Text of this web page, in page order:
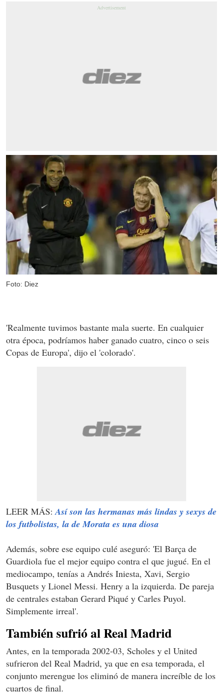
Foto: Diez
'Realmente tuvimos bastante mala suerte. En cualquier
otra época, podríamos haber ganado cuatro, cinco o seis
Copas de Europa', dijo el 'colorado'.
LEER MÁS:Así son las hermanas más lindas y sexys de
los futbolistas, la de Morata es una diosa
Además, sobre ese equipo culé aseguró: 'El Barça de
Guardiola fue el mejor equipo contra el que jugué. En el
mediocampo, tenías a Andrés Iniesta, Xavi, Sergio
Busquets y Lionel Messi. Henry a la izquierda. De pareja
de centrales estaban Gerard Piqué y Carles Puyol.
Simplemente irreal'.
También sufrió al Real Madrid
Antes, en la temporada 2002-03, Scholes y el United
sufrieron del Real Madrid, ya que en esa temporada, el
conjunto merengue los eliminó de manera increíble de los
cuartos de final.